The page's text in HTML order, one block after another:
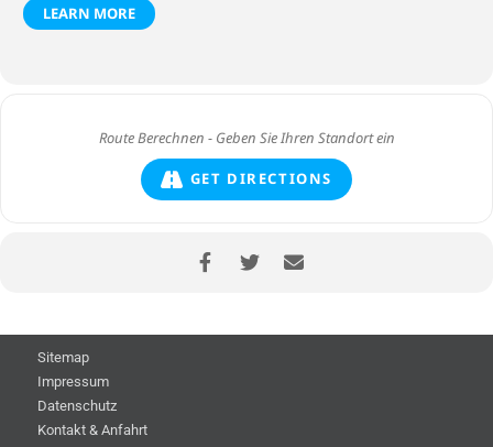
LEARN MORE
GET DIRECTIONS
Sitemap
Impressum
Datenschutz
Kontakt & Anfahrt